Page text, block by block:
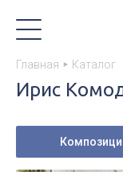
Главная Каталог
Ирис